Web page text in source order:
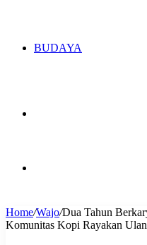
BUDAYA
for
Home/Wajo/Dua Tahun
Komunitas Kopi Rayakan